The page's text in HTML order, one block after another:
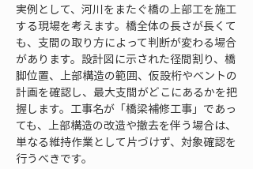
実例として、河川をまたぐ橋の上部工を施工
する現場を考えます。橋全体の長さが長くて
も、支間の取り方によって判断が変わる場合
があります。設計図に示された径間割り、橋
脚位置、上部構造の範囲、仮設桁やベントの
計画を確認し、最大支間がどこにあるかを把
握します。工事名が「橋梁補修工事」であっ
ても、上部構造の改造や撤去を伴う場合は、
単なる維持作業として片づけず、対象確認を
行うべきです。